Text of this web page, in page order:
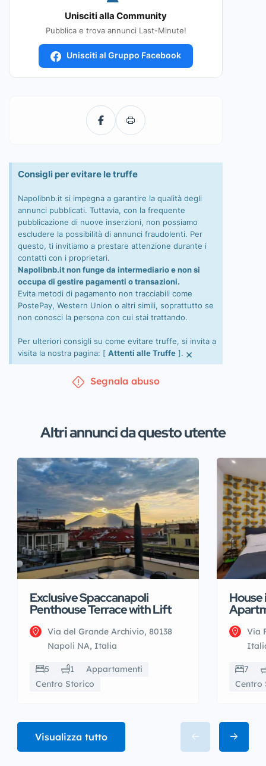
Unisciti alla Community
Pubblica e trova annunci Last-Minute!
Unisciti al Gruppo Facebook
Consigli per evitare le truffe
Napolibnb.it si impegna a garantire la qualità degli
annunci pubblicati. Tuttavia, con la frequente
pubblicazione di nuove inserzioni, non possiamo
escludere la possibilità di annunci fraudolenti. Per
questo, ti invitiamo a prestare attenzione durante i
contatti con i proprietari.
Napolibnb.it non funge da intermediario e non si
occupa di gestire pagamenti o transazioni.
Evita metodi di pagamento non tracciabili come
PostePay, Western Union o altri simili, soprattutto se
non conosci la persona con cui stai trattando.
Per ulteriori consigli su come evitare truffe, si invita a
visita la nostra pagina: [ Attenti alle Truffe ]. ×
Segnala abuso
Altri annunci da questo utente
Exclusive Spaccanapoli
Penthouse Terrace with Lift
Via del Grande Archivio, 80138
Napoli NA, Italia
5 1
Appartamenti
Centro Storico
House
Via
7
Centro
Visualizza tutto